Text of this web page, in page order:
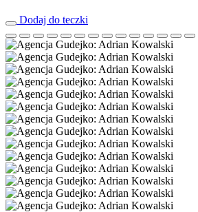
Dodaj do teczki